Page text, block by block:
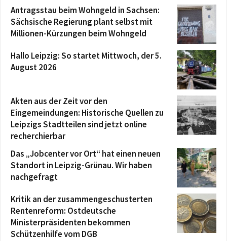
Antragsstau beim Wohngeld in Sachsen:
Sächsische Regierung plant selbst mit
Millionen-Kürzungen beim Wohngeld
Hallo Leipzig: So startet Mittwoch, der 5.
August 2026
Akten aus der Zeit vor den
Eingemeindungen: Historische Quellen zu
Leipzigs Stadtteilen sind jetzt online
recherchierbar
Das „Jobcenter vor Ort“ hat einen neuen
Standort in Leipzig-Grünau. Wir haben
nachgefragt
Kritik an der zusammengeschusterten
Rentenreform: Ostdeutsche
Ministerpräsidenten bekommen
Schützenhilfe vom DGB